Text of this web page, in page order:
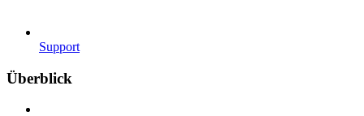
Support
Überblick